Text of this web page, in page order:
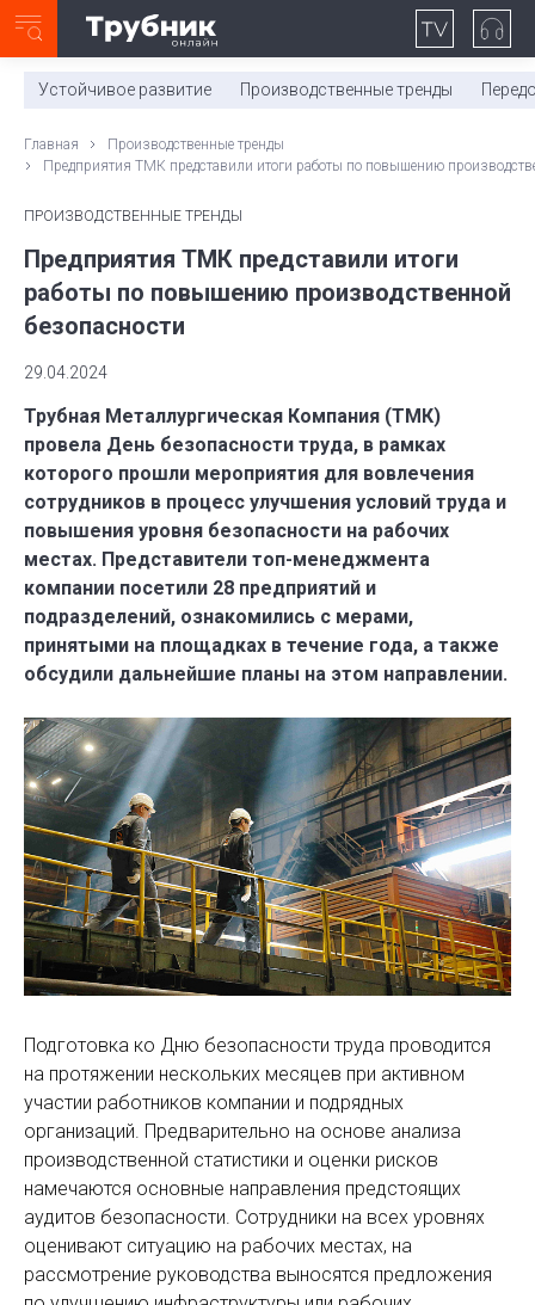
0:00/ 11:03
Устойчивое развитие Производственные тренды
Главная
Производственные тренды
Предприятия ТМК представили итоги работы по повышению
ПРОИЗВОДСТВЕННЫЕ ТРЕНДЫ
Предприятия ТМК представили итоги
работы по повышению производственной
безопасности
29.04.2024
Трубная Металлургическая Компания (ТМК)
провела День безопасности труда, в рамках
которого прошли мероприятия для вовлечения
сотрудников в процесс улучшения условий труда и
повышения уровня безопасности на рабочих
местах. Представители топ-менеджмента
компании посетили 28 предприятий и
подразделений, ознакомились с мерами,
принятыми на площадках в течение года, а также
обсудили дальнейшие планы на этом направлении.
Подготовка ко Дню безопасности труда проводится
на протяжении нескольких месяцев при активном
участии работников компании и подрядных
организаций. Предварительно на основе анализа
производственной статистики и оценки рисков
намечаются основные направления предстоящих
аудитов безопасности. Сотрудники на всех уровнях
оценивают ситуацию на рабочих местах, на
рассмотрение руководства выносятся предложения